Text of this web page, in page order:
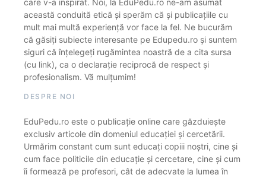
care v-a inspirat. Noi, la EduPedu.ro ne-am asumat
această conduită etică și sperăm că și publicațiile cu
mult mai multă experiență vor face la fel. Ne bucurăm
că găsiți subiecte interesante pe Edupedu.ro și suntem
siguri că înțelegeți rugămintea noastră de a cita sursa
(cu link), ca o declarație reciprocă de respect și
profesionalism. Vă mulțumim!
DESPRE NOI
EduPedu.ro este o publicație online care găzduiește
exclusiv articole din domeniul educației și cercetării.
Urmărim constant cum sunt educați copiii noștri, cine și
cum face politicile din educație și cercetare, cine și cum
îi formează pe profesori, cât de adecvate la lumea în